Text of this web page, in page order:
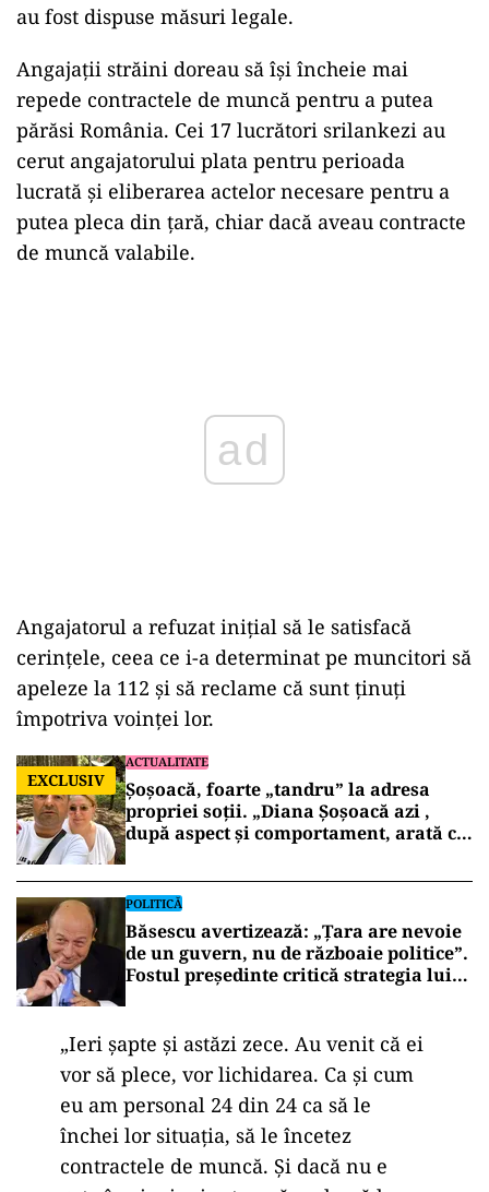
au fost dispuse măsuri legale.
Angajații străini doreau să își încheie mai
repede contractele de muncă pentru a putea
părăsi România. Cei 17 lucrători srilankezi au
cerut angajatorului plata pentru perioada
lucrată și eliberarea actelor necesare pentru a
putea pleca din țară, chiar dacă aveau contracte
de muncă valabile.
Angajatorul a refuzat inițial să le satisfacă
cerințele, ceea ce i-a determinat pe muncitori să
apeleze la 112 și să reclame că sunt ținuți
împotriva voinței lor.
EXCLUSIV
ACTUALITATE
Șoșoacă, foarte „tandru” la adresa
propriei soții. „Diana Șoșoacă azi ,
după aspect și comportament, arată ca
POLITICĂ
Băsescu avertizează: „Țara are nevoie
de un guvern, nu de războaie politice”.
Fostul președinte critică strategia lui
„Ieri șapte și astăzi zece. Au venit că ei
vor să plece, vor lichidarea. Ca și cum
eu am personal 24 din 24 ca să le
închei lor situația, să le încetez
contractele de muncă. Și dacă nu e